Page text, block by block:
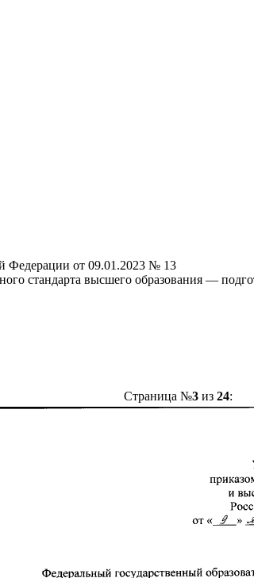
Федерации от 09.01.2023 № 13
стандарта высшего образования —
Страница №3из 24: